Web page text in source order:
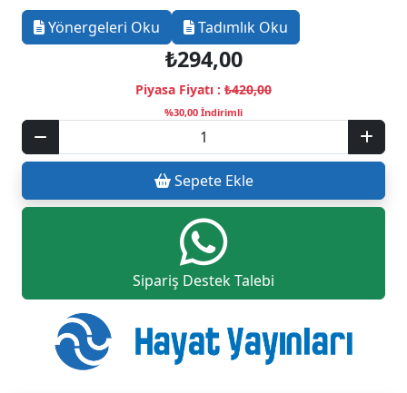
Yönergeleri Oku Tadımlık Oku
₺294,00
Piyasa Fiyatı : ₺420,00
%30,00 İndirimli
Sepete Ekle
Sipariş Destek Talebi